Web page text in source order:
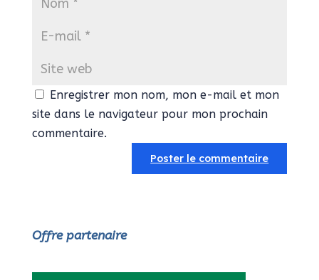
Enregistrer mon nom, mon e-mail et mon
site dans le navigateur pour mon prochain
commentaire.
Offre partenaire